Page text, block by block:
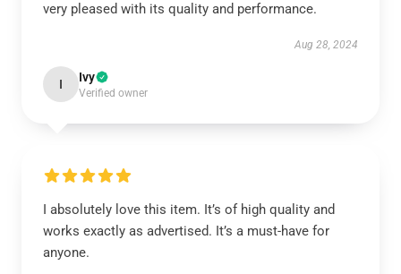
very pleased with its quality and performance.
Aug 28, 2024
I Ivy
Verified owner
I absolutely love this item. It’s of high quality and
works exactly as advertised. It’s a must-have for
anyone.